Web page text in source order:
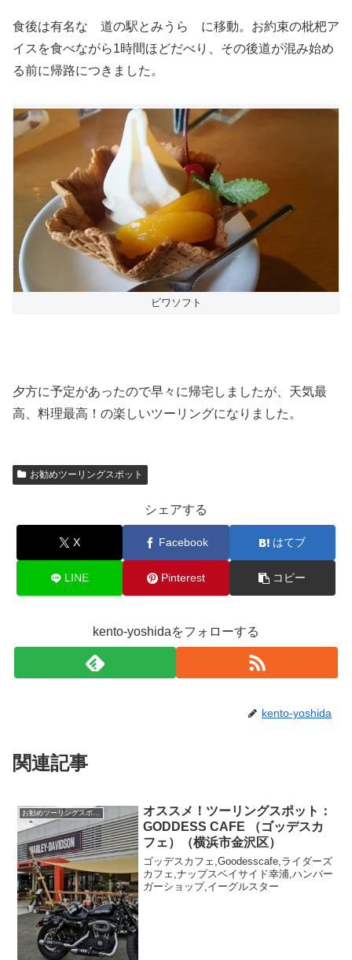
食後は有名な 道の駅とみうら に移動。お約束の枇杷ア
イスを食べながら1時間ほどだべり、その後道が混み始め
る前に帰路につきました。
ビワソフト
夕方に予定があったので早々に帰宅しましたが、天気最
高、料理最高！の楽しいツーリングになりました。
お勧めツーリングスポット
シェアする
X Facebook はてブ
LINE Pinterest コピー
kento-yoshidaをフォローする
kento-yoshida
関連記事
お勧めツーリングスポット
オススメ！ツーリングスポット：
GODDESS CAFE （ゴッデスカ
フェ）（横浜市金沢区）
ゴッデスカフェ,Goodesscafe,ライダーズ
カフェ,ナップスベイサイド幸浦,ハンバー
ガーショップ,イーグルスター